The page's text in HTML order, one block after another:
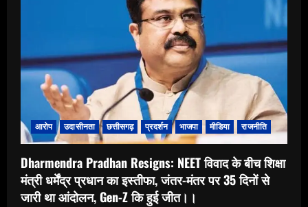
आरोप उदासीनता छत्तीसगढ़ प्रदर्शन भाजपा मीडिया राजनीति
Dharmendra Pradhan Resigns: NEET विवाद के बीच शिक्षा
मंत्री धर्मेंद्र प्रधान का इस्तीफा, जंतर-मंतर पर 35 दिनों से
जारी था आंदोलन, Gen-Z कि हुई जीत।।